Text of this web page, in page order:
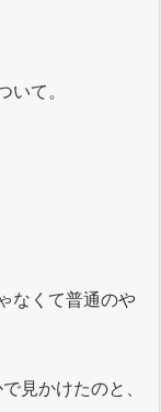
て。
なくて普通のや
見かけたのと、